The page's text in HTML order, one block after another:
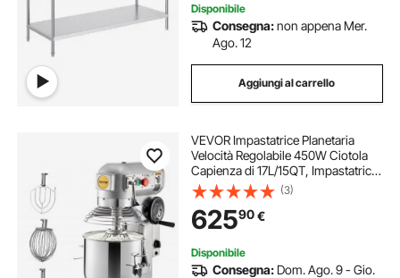
Disponibile
Consegna:non appena Mer.
Ago. 12
Aggiungi al carrello
VEVOR Impastatrice Planetaria
Velocità Regolabile 450W Ciotola
Capienza di 17L/15QT, Impastatrice
Elettrica da Cucina Commerciale
Velocità 3 Modi 113/184/341
giri/min, Impastatrice 3 Ganci di
Ricambio
(3)
62590€
Disponibile
Consegna: Dom. Ago. 9 - Gio.